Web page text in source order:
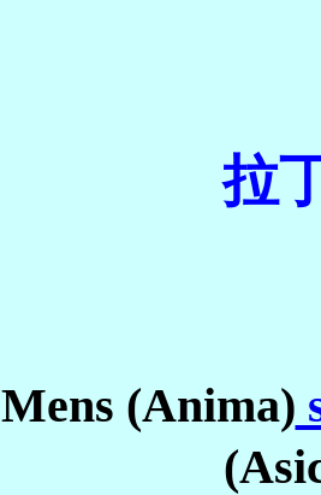
拉
Mens (Anima)